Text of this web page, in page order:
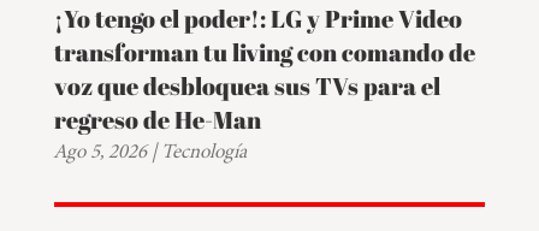
¡Yo tengo el poder!: LG y Prime Video
transforman tu living con comando de
voz que desbloquea sus TVs para el
regreso de He-Man
Ago 5, 2026|Tecnología